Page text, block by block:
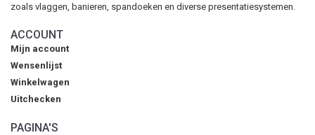
zoals vlaggen, banieren, spandoeken en diverse presentatiesystemen.
ACCOUNT
Mijn account
Wensenlijst
Winkelwagen
Uitchecken
PAGINA'S